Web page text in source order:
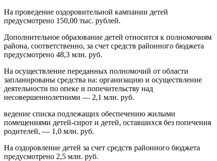
На проведение оздоровительной кампании детей
предусмотрено 150,00 тыс. рублей.
Дополнительное образование детей относится к полномочиям
района, соответственно, за счет средств районного бюджета
предусмотрено 48,3 млн. руб.
На осуществление переданных полномочий от области
запланированы средства на: организацию и осуществление
деятельности по опеке и попечительству над
несовершеннолетними — 2,1 млн. руб.
ведение списка подлежащих обеспечению жилыми
помещениями детей-сирот и детей, оставшихся без попечения
родителей, — 1,0 млн. руб.
На оздоровление детей за счет средств районного бюджета
предусмотрено 2,5 млн. руб.